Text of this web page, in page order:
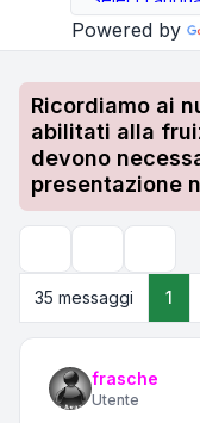
Powered by
Ricordiamo ai
abilitati alla
devono
presentazione
35 messaggi
1
frasche
Utente